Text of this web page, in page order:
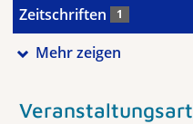
Zeitschriften 1
Mehr zeigen
Veranstaltungsart